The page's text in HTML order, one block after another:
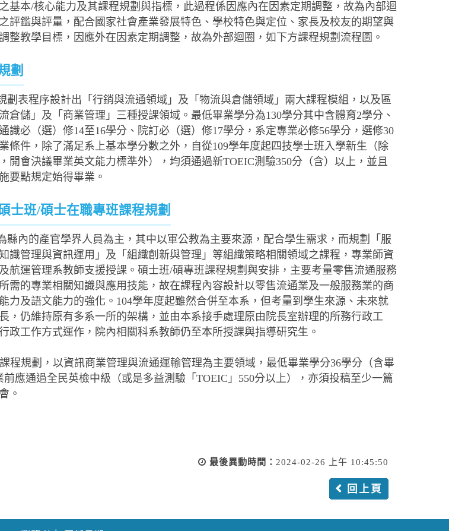
基本/核心能力及其課程規劃與指標，此過程係因應內在因素定期調整，故為內部迴
評鑑與評量，配合國家社會產業發展特色、學校特色與定位、家長及校友的期望與
整教學目標，因應外在因素定期調整，故為外部迴圈，如下方課程規劃流程圖。
劃
劃表程序設計出「行銷與流通領域」及「物流與倉儲領域」兩大課程模組，以及區
倉儲」及「商業管理」三種授課領域。最低畢業學分為130學分其中含體育2學分、
識必（選）修14至16學分、院訂必（選）修17學分，系定專業必修56學分，選修30
條件，除了滿足系上基本學分數之外，自從109學年度起四技學士班入學新生（除
開會決議畢業英文能力標準外），均須通過新TOEIC測驗350分（含）以上，並且
要點規定始得畢業。
士班/碩士在職專班課程規劃
縣內的產官學界人員為主，其中以軍公教為主要來源，配合學生需求，而規劃「服
識管理與資訊運用」及「組織創新與管理」等組織策略相關領域之課程，專業師資
航運管理系教師支援授課。碩士班/碩專班課程規劃與安排，主要考量零售流通服務
需的專業相關知識與應用技能，故在課程內容設計以零售流通業及一般服務業的商
力及語文能力的強化。104學年度起雖然合併至本系，但考量到學生來源、未來就
，仍維持原有多系一所的架構，並由本系接手處理原由院長室辦理的所務行政工
政工作方式運作，院內相關科系教師仍至本所授課與指導研究生。
程規劃，以資訊商業管理與流通運輸管理為主要領域，最低畢業學分36學分（含畢
應通過全民英檢中級（或是多益測驗「TOEIC」550分以上），亦須投稿至少一篇
。
最後異動時間： 2024-02-26 上午 10:45:50
回上頁